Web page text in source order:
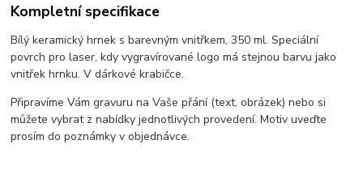
Kompletní specifikace
Bílý keramický hrnek s barevným vnitřkem, 350 ml. Speciální
povrch pro laser, kdy vygravírované logo má stejnou barvu jako
vnitřek hrnku. V dárkové krabičce.
Připravíme Vám gravuru na Vaše přání (text, obrázek) nebo si
můžete vybrat z nabídky jednotlivých provedení. Motiv uveďte
prosím do poznámky v objednávce.